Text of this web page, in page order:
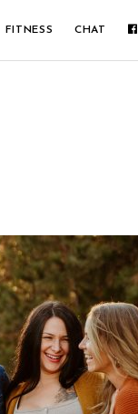
FITNESS CHAT